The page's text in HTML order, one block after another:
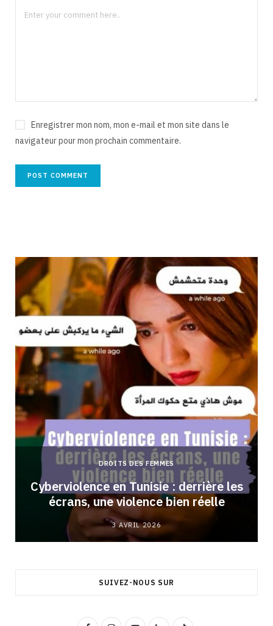
Enregistrer mon nom, mon e-mail et mon site dans le
navigateur pour mon prochain commentaire.
DROITS DES FEMMES
Cyberviolence en Tunisie : derrière les
écrans, une violence bien réelle
3 AVRIL 2026
SUIVEZ-NOUS SUR